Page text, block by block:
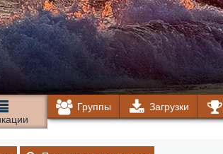
Группы Загрузки